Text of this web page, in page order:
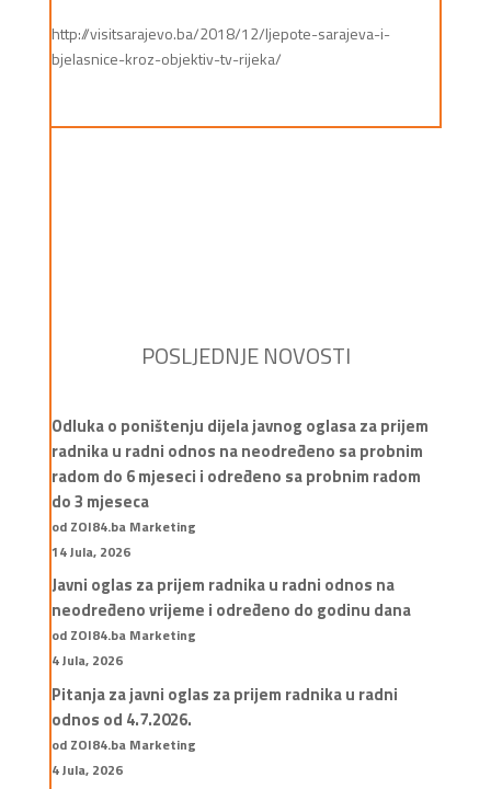
http://visitsarajevo.ba/2018/12/ljepote-sarajeva-i-
bjelasnice-kroz-objektiv-tv-rijeka/
POSLJEDNJE NOVOSTI
Odluka o poništenju dijela javnog oglasa za prijem
radnika u radni odnos na neodređeno sa probnim
radom do 6 mjeseci i određeno sa probnim radom
do 3 mjeseca
od ZOI84.ba Marketing
14 Jula, 2026
Javni oglas za prijem radnika u radni odnos na
neodređeno vrijeme i određeno do godinu dana
od ZOI84.ba Marketing
4 Jula, 2026
Pitanja za javni oglas za prijem radnika u radni
odnos od 4.7.2026.
od ZOI84.ba Marketing
4 Jula, 2026